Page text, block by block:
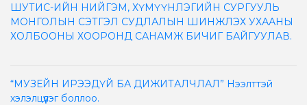
ШУТИС-ИЙН НИЙГЭМ, ХҮМҮҮНЛЭГИЙН СУРГУУЛЬ
МОНГОЛЫН СЭТГЭЛ СУДЛАЛЫН ШИНЖЛЭХ УХААНЫ
ХОЛБООНЫ ХООРОНД САНАМЖ БИЧИГ БАЙГУУЛАВ.
“МУЗЕЙН ИРЭЭДҮЙ БА ДИЖИТАЛЧЛАЛ” Нээлттэй
хэлэлцүүлэг боллоо.